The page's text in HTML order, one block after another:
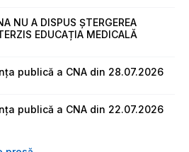
NU A DISPUS ȘTERGEREA
EDUCAȚIA MEDICALĂ
publică a CNA din 28.07.2026
publică a CNA din 22.07.2026